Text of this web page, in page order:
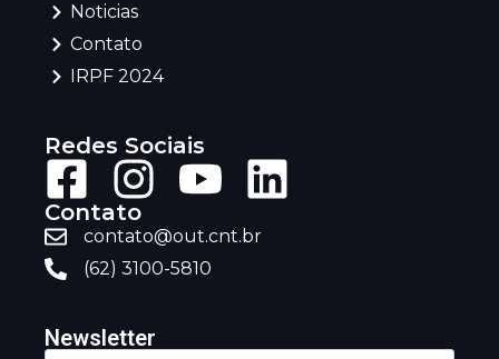
Noticias
Contato
IRPF 2024
Redes Sociais
Contato
contato@out.cnt.br
(62) 3100-5810
Newsletter